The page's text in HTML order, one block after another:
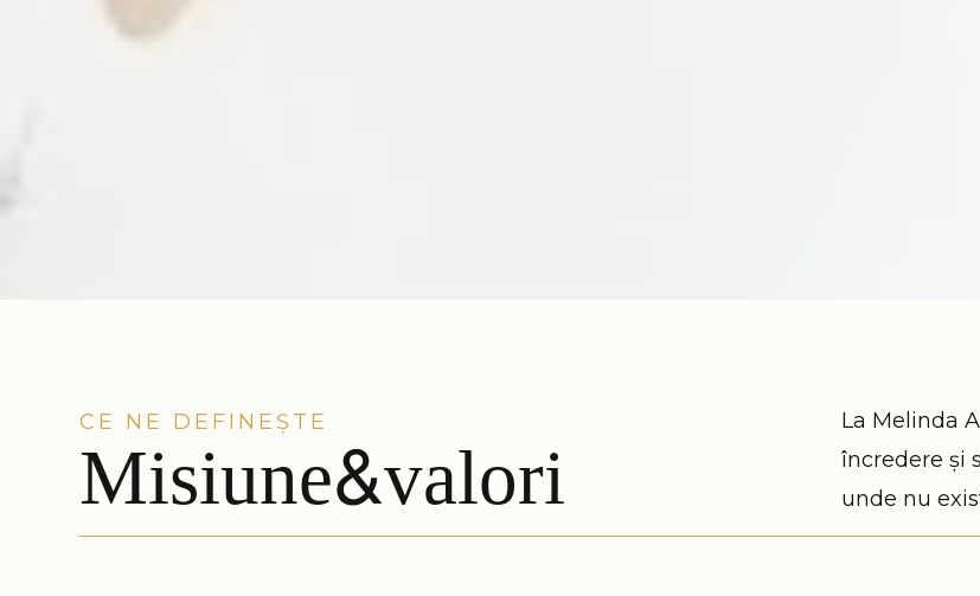
CE NE DEFINEȘTE
Misiune&valori
La Melinda
încredere și
unde nu